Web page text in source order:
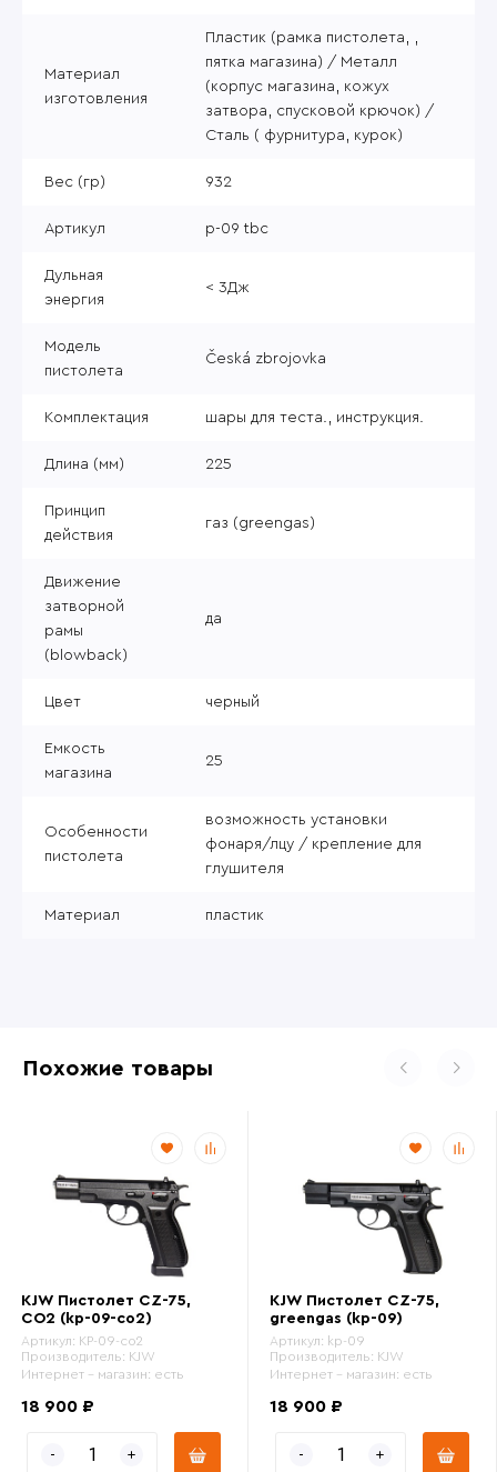
Материал
изготовления
Пластик (рамка пистолета, ,
пятка магазина) / Металл
(корпус магазина, кожух
затвора, спусковой крючок) /
Сталь ( фурнитура, курок)
Вес (гр) 932
Артикул p-09 tbc
Дульная
энергия
< 3Дж
Модель
пистолета
Česká zbrojovka
Комплектация шары для теста., инструкция.
Длина (мм) 225
Принцип
действия
газ (greengas)
Движение
затворной
рамы
(blowback)
да
Цвет черный
Емкость
магазина
25
Особенности
пистолета
возможность установки
фонаря/лцу / крепление для
глушителя
Материал пластик
Похожие товары
KJW Пистолет CZ-75,
CO2 (kp-09-co2)
Артикул: KP-09-co2
Производитель: KJW
Интернет - магазин: есть
18 900 ₽
KJW Пистолет CZ-75,
greengas (kp-09)
Артикул: kp-09
Производитель: KJW
Интернет - магазин: есть
18 900 ₽